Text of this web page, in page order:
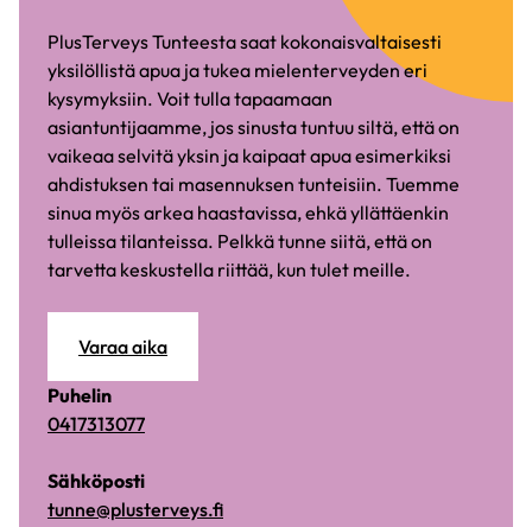
PlusTerveys Tunteesta saat kokonaisvaltaisesti
yksilöllistä apua ja tukea mielenterveyden eri
kysymyksiin. Voit tulla tapaamaan
asiantuntijaamme, jos sinusta tuntuu siltä, että on
vaikeaa selvitä yksin ja kaipaat apua esimerkiksi
ahdistuksen tai masennuksen tunteisiin. Tuemme
sinua myös arkea haastavissa, ehkä yllättäenkin
tulleissa tilanteissa. Pelkkä tunne siitä, että on
tarvetta keskustella riittää, kun tulet meille.
Varaa aika
Puhelin
0417313077
Sähköposti
tunne@plusterveys.fi